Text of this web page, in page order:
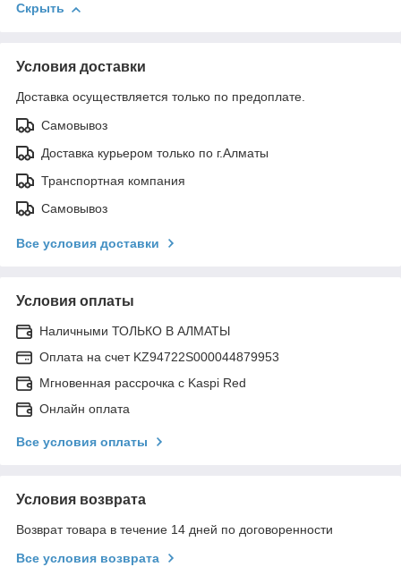
Скрыть
Условия доставки
Доставка осуществляется только по предоплате.
Самовывоз
Доставка курьером только по г.Алматы
Транспортная компания
Самовывоз
Все условия доставки
Условия оплаты
Наличными ТОЛЬКО В АЛМАТЫ
Оплата на счет KZ94722S000044879953
Мгновенная рассрочка с Kaspi Red
Онлайн оплата
Все условия оплаты
Условия возврата
Возврат товара в течение 14 дней по договоренности
Все условия возврата